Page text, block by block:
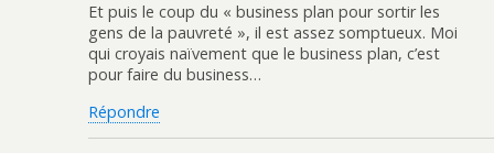
Et puis le coup du « business plan pour sortir les
gens de la pauvreté », il est assez somptueux. Moi
qui croyais naïvement que le business plan, c’est
pour faire du business…
Répondre